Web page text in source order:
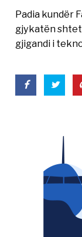
Padia kundër
gjykatën
gjigandi i